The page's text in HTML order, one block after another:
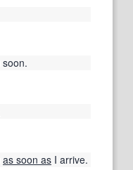
as soon as I arrive.